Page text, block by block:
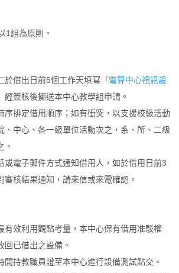
1組為原則。
於借出日前5個工作天填寫「 電算中心視訊設
經簽核後擲送本中心教學組申請。
序排定借用順序；如有衝突，以支援校級活動
、中心、各一級單位活動次之，系、所、二級
。
或電子郵件方式通知借用人，如於借用日前3
審核結果通知，請來信或來電確認。
有效利用觀點考量，本中心保有借用准駁權
回已借出之設備。
間持教職員證至本中心進行設備測試點交。